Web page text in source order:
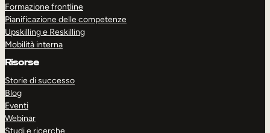
Formazione frontline
Pianificazione delle competenze
Upskilling e Reskilling
Mobilità interna
Risorse
Storie di successo
Blog
Eventi
Webinar
Studi e ricerche